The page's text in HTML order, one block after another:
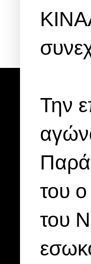
Την
του
του